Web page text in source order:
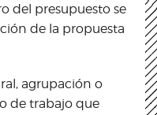
del presupuesto se
de la propuesta
agrupación o
de trabajo que